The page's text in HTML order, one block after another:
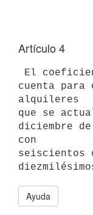
Artículo 4
cuenta
alquileres
que se
diciembre
con
seiscientos
Ayuda